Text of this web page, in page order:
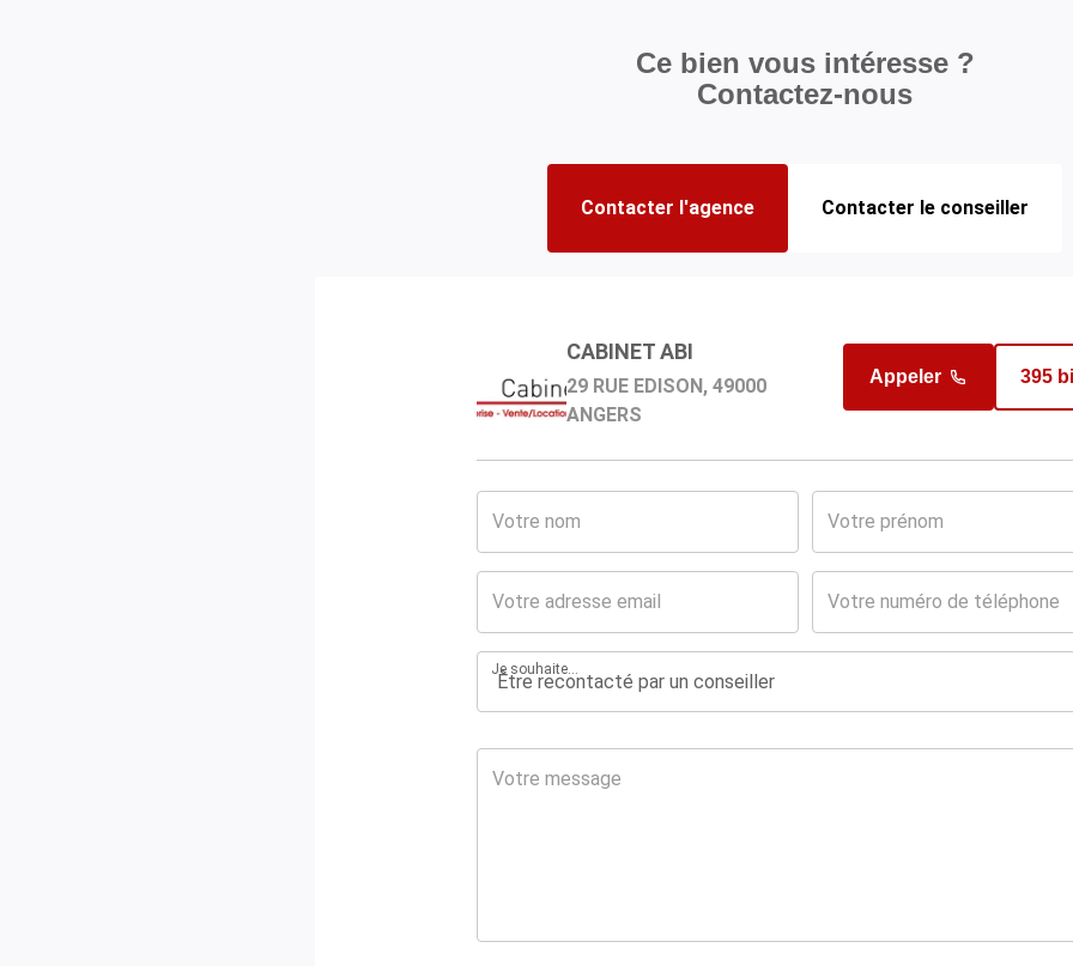
Ce bien vous intéresse ?
Contactez-nous
Contacter l'agence Contacter le conseiller
GHAFOURYAN ALEXANDRE
en charge du bien
Appeler 190
CABINET ABI
29 RUE EDISON, 49000
ANGERS
Appeler 395
Je souhaite...